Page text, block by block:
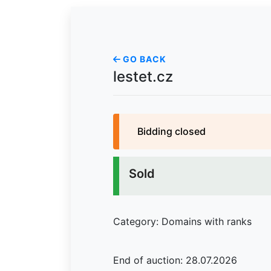
GO BACK
lestet.cz
Bidding closed
Sold
Category: Domains with ranks
End of auction: 28.07.2026